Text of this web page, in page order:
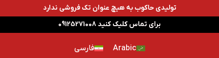
تولیدی حاکوب به هیچ عنوان تک فروشی ندارد
برای تماس کلیک کنید 09125271008
Arabic فارسی